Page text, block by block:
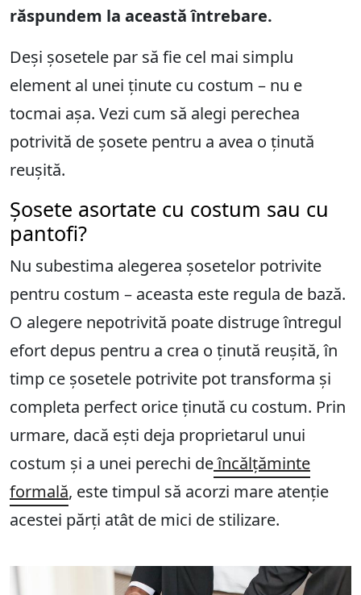
răspundem la această întrebare.
Deși șosetele par să fie cel mai simplu
element al unei ținute cu costum – nu e
tocmai așa. Vezi cum să alegi perechea
potrivită de șosete pentru a avea o ținută
reușită.
Șosete asortate cu costum sau cu
pantofi?
Nu subestima alegerea șosetelor potrivite
pentru costum – aceasta este regula de bază.
O alegere nepotrivită poate distruge întregul
efort depus pentru a crea o ținută reușită, în
timp ce șosetele potrivite pot transforma și
completa perfect orice ținută cu costum. Prin
urmare, dacă ești deja proprietarul unui
costum și a unei perechi deîncălțăminte
formală, este timpul să acorzi mare atenție
acestei părți atât de mici de stilizare.